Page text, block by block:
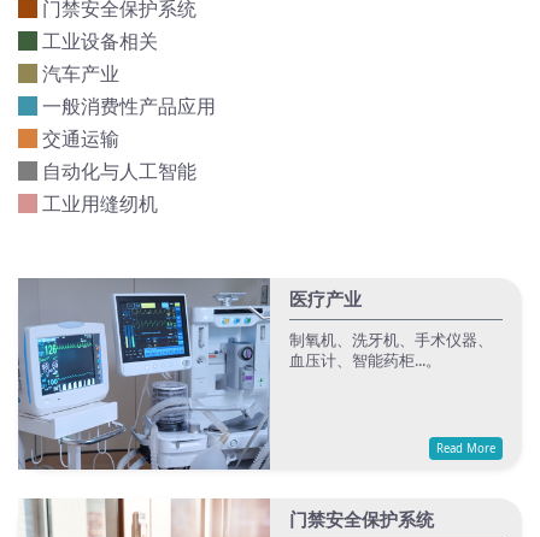
门禁安全保护系统
工业设备相关
汽车产业
一般消费性产品应用
交通运输
自动化与人工智能
工业用缝纫机
医疗产业
制氧机、洗牙机、手术仪器、
血压计、智能药柜...。
Read More
门禁安全保护系统